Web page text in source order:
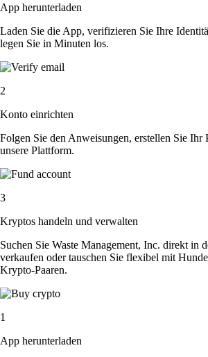
App herunterladen
Laden Sie die App, verifizieren Sie Ihre
legen Sie in Minuten los.
2
Konto einrichten
Folgen Sie den Anweisungen, erstellen Sie Ihr
unsere Plattform.
3
Kryptos handeln und verwalten
Suchen Sie Waste Management, Inc. direkt in
verkaufen oder tauschen Sie flexibel mit
Krypto-Paaren.
1
App herunterladen